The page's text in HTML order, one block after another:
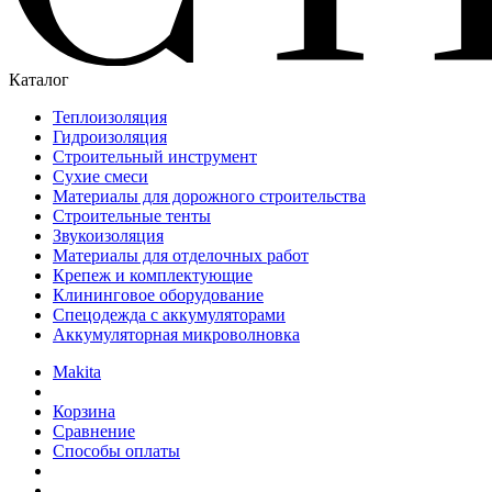
Каталог
Теплоизоляция
Гидроизоляция
Строительный инструмент
Сухие смеси
Материалы для дорожного строительства
Строительные тенты
Звукоизоляция
Материалы для отделочных работ
Крепеж и комплектующие
Клининговое оборудование
Спецодежда с аккумуляторами
Аккумуляторная микроволновка
Makita
Корзина
Сравнение
Способы оплаты